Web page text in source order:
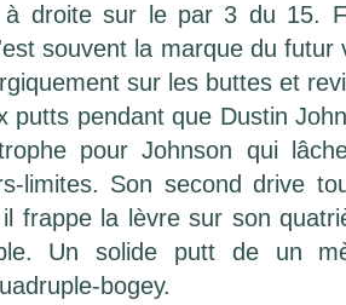
droite sur le par 3 du 15.
souvent la marque du futur
sur les buttes et
putts pendant que Dustin
pour Johnson qui
limites. Son second drive
frappe la lèvre sur son
Un solide putt de un
bogey.